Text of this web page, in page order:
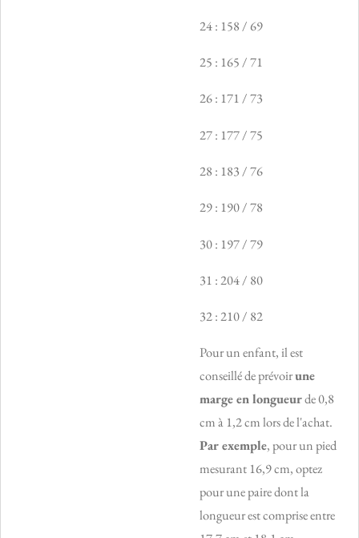
24 : 158 / 69
25 : 165 / 71
26 : 171 / 73
27 : 177 / 75
28 : 183 / 76
29 : 190 / 78
30 : 197 / 79
31 : 204 / 80
32 : 210 / 82
Pour un enfant, il est
conseillé de prévoirune
marge en longueurde 0,8
cm à 1,2 cm lors de l'achat.
Par exemple, pour un pied
mesurant 16,9 cm, optez
pour une paire dont la
longueur est comprise entre